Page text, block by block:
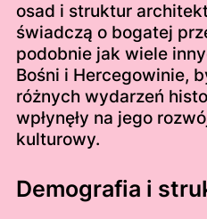
osad i struktur
świadczą o bogatej
podobnie jak wiele
Bośni i Hercegowinie,
różnych wydarzeń
wpłynęły na jego
kulturowy.
Demografia i